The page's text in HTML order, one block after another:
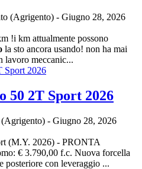
(Agrigento) - Giugno 28, 2026
!i km attualmente possono
la sto ancora usando! non ha mai
lavoro meccanic...
50 2T Sport 2026
(Agrigento) - Giugno 28, 2026
(M.Y. 2026) - PRONTA
€ 3.790,00 f.c. Nuova forcella
posteriore con leveraggio ...